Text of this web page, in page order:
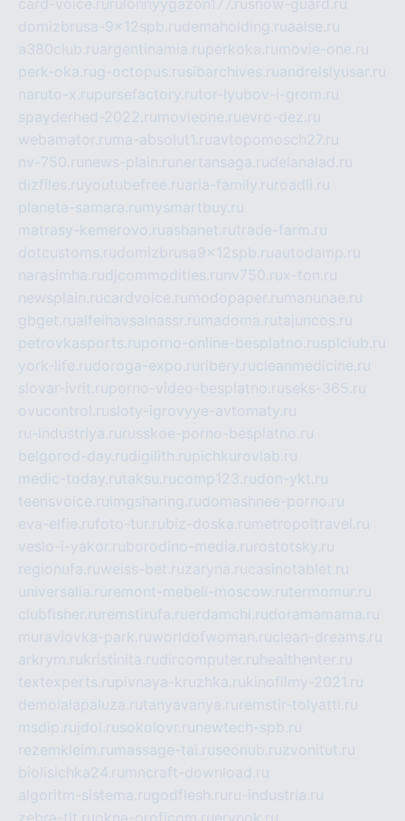
card-voice.ru rulonnyygazon177.rusnow-guard.ru
domizbrusa-9x12spb.rudemaholding.ruaalse.ru
a380club.ruargentinamia.ruperkoka.ru movie-one.ru
perk-oka.rug-octopus.rusibarchives.ruandreislyusar.ru
naruto-x.rupursefactory.rutor-lyubov-i-grom.ru
spayderhed-2022.ru movieone.ruevro-dez.ru
webamator.ru ma-absolut1.ruavtopomosch27.ru
nv-750.ru news-plain.ru nertansaga.rudelanalad.ru
dizfiles.ruyoutubefree.ruaria-family.ru roadli.ru
planeta-samara.ru mysmartbuy.ru
matrasy-kemerovo.ruashanet.rutrade-farm.ru
dotcustoms.rudomizbrusa9x12spb.ruautodamp.ru
narasimha.rudjcommodities.ru nv750.rux-ton.ru
newsplain.rucardvoice.ru modopaper.ru manunae.ru
gbget.rualfeihavsalnassr.ru madoma.rutajuncos.ru
petrovkasports.ruporno-online-besplatno.rusplclub.ru
york-life.rudoroga-expo.ru ribery.rucleanmedicine.ru
slovar-ivrit.ruporno-video-besplatno.ruseks-365.ru
ovucontrol.rusloty-igrovyye-avtomaty.ru
ru-industriya.ru russkoe-porno-besplatno.ru
belgorod-day.rudigilith.rupichkurovlab.ru
medic-today.rutaksu.rucomp123.rudon-ykt.ru
teensvoice.ru imgsharing.rudomashnee-porno.ru
eva-elfie.rufoto-tur.rubiz-doska.ru metropoltravel.ru
veslo-i-yakor.ruborodino-media.ru rostotsky.ru
regionufa.ruweiss-bet.ruzaryna.rucasinotablet.ru
universalia.ru remont-mebeli-moscow.rutermomur.ru
clubfisher.ru remstirufa.ruerdamchi.rudoramamama.ru
muraviovka-park.ruworldofwoman.ruclean-dreams.ru
arkrym.rukristinita.rudircomputer.ru healthenter.ru
textexperts.rupivnaya-kruzhka.rukinofilmy-2021.ru
demolalapaluza.rutanyavanya.ru remstir-tolyatti.ru
msdip.ru jdol.rusokolovr.ru newtech-spb.ru
rezemkleim.ru massage-tai.ruseonub.ruzvonitut.ru
biolisichka24.ru mncraft-download.ru
algoritm-sistema.rugodflesh.ru ru-industria.ru
zebra-tlt.ruokna-proficom.ruerynok.ru